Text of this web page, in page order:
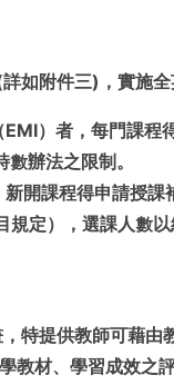
如附件三)，實施全
）者，每門課程
辦法之限制。
開課程得申請授
定），選課人數以
特提供教師可藉由
材、學習成效之